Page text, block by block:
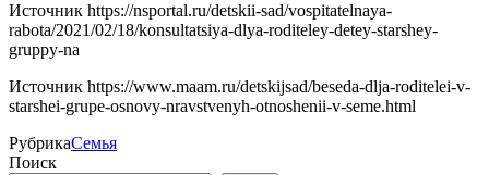
Источник https://nsportal.ru/detskii-sad/vospitatelnaya-
rabota/2021/02/18/konsultatsiya-dlya-roditeley-detey-starshey-
gruppy-na
Источник https://www.maam.ru/detskijsad/beseda-dlja-roditelei-v-
starshei-grupe-osnovy-nravstvenyh-otnoshenii-v-seme.html
РубрикаСемья
Поиск